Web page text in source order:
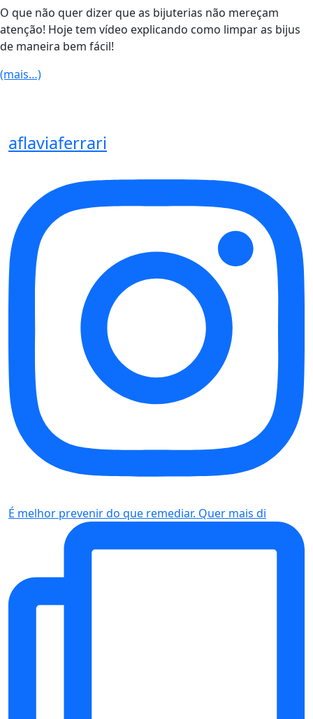
O que não quer dizer que as bijuterias não mereçam
atenção! Hoje tem vídeo explicando como limpar as bijus
de maneira bem fácil!
(mais…)
aflaviaferrari
É melhor prevenir do que remediar. Quer mais di